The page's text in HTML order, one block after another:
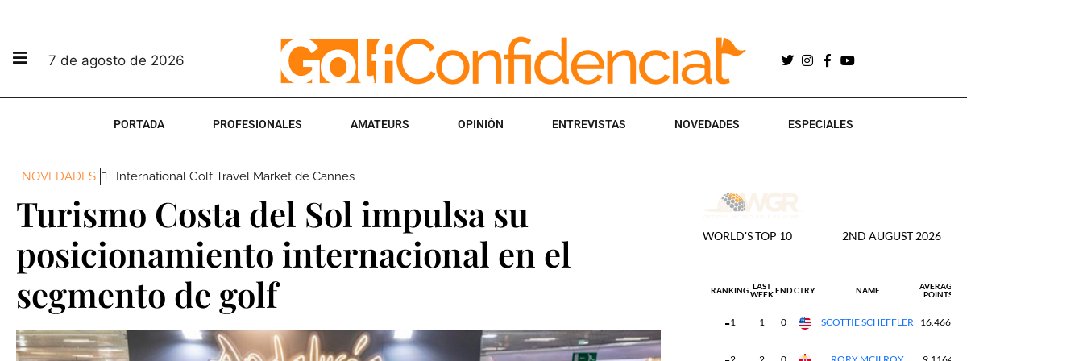
7 de agosto de 2026
PORTADA PROFESIONALES AMATEURS OPINIÓN ENTREVISTAS NOVEDADES ESPECIALES
NOVEDADES International Golf Travel Market de Cannes
Turismo Costa del Sol impulsa su
posicionamiento internacional en el
segmento de golf